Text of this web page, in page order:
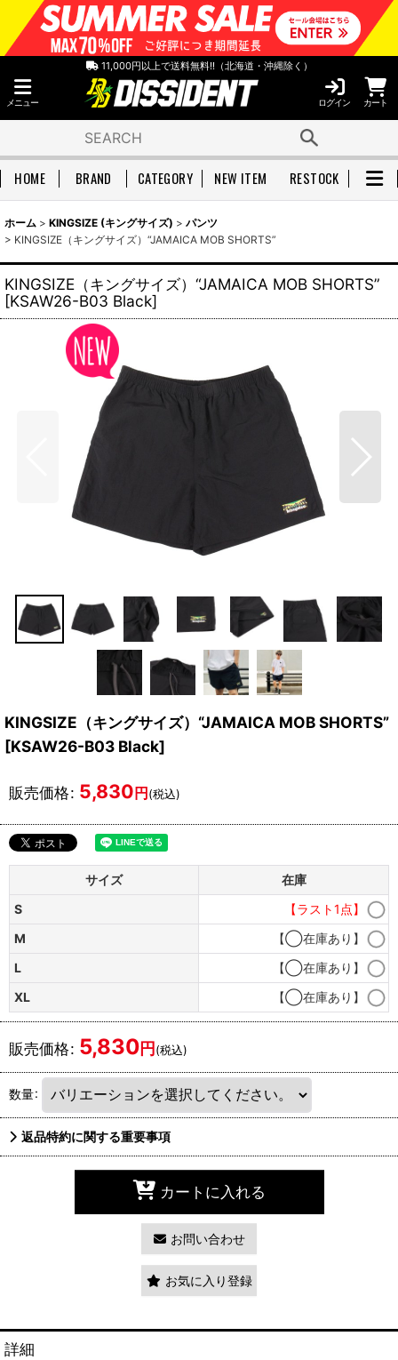
11,000円以上で送料無料!!（北海道・沖縄除く）
メニュー ログイン カート
HOME BRAND CATEGORY NEW ITEM RESTOCK
ホーム > KINGSIZE (キングサイズ) > パンツ
> KINGSIZE（キングサイズ）“JAMAICA MOB SHORTS”
KINGSIZE（キングサイズ）“JAMAICA MOB SHORTS”
[KSAW26-B03 Black]
KINGSIZE（キングサイズ）“JAMAICA MOB SHORTS”
[KSAW26-B03 Black]
販売価格: 5,830円(税込)
サイズ
在庫
S
【ラスト1点】
M
【◯在庫あり】
L
【◯在庫あり】
XL
【◯在庫あり】
販売価格: 5,830円(税込)
数量:
返品特約に関する重要事項
カートに入れる
お問い合わせ
お気に入り登録
詳細